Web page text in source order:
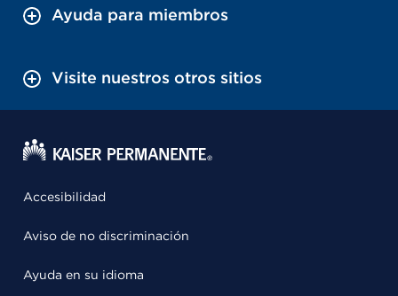
Ayuda para miembros
Visite nuestros otros sitios
Accesibilidad
Aviso de no discriminación
Ayuda en su idioma